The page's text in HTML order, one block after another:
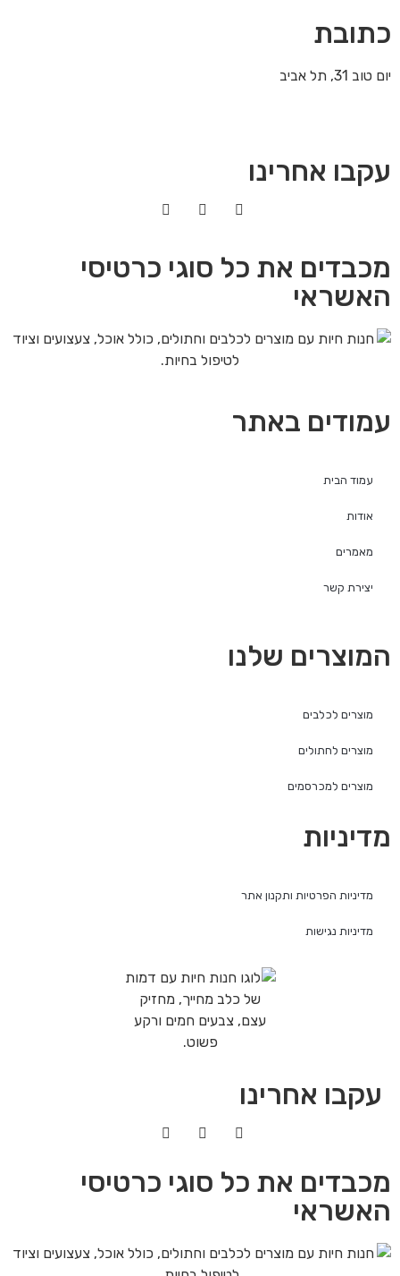
כתובת
יום טוב 31, תל אביב
עקבו אחרינו
מכבדים את כל סוגי כרטיסי
האשראי
עמודים באתר
עמוד הבית
אודות
מאמרים
יצירת קשר
המוצרים שלנו
מוצרים לכלבים
מוצרים לחתולים
מוצרים למכרסמים
מדיניות
מדיניות הפרטיות ותקנון אתר
מדיניות נגישות
עקבו אחרינו
מכבדים את כל סוגי כרטיסי
האשראי